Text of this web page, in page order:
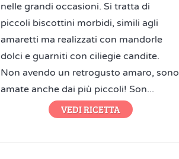
nelle grandi occasioni. Si tratta di
piccoli biscottini morbidi, simili agli
amaretti ma realizzati con mandorle
dolci e guarniti con ciliegie candite.
Non avendo un retrogusto amaro, sono
amate anche dai più piccoli! Son...
VEDI RICETTA